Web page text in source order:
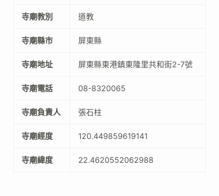
寺廟教別 道教
寺廟縣市 屏東縣
寺廟地址 屏東縣東港鎮東隆里共和街2-7號
寺廟電話 08-8320065
寺廟負責人 張石柱
寺廟經度 120.449859619141
寺廟緯度 22.4620552062988